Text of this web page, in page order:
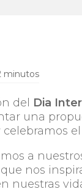
minutos
del Dia
una
a
nos
nuestras